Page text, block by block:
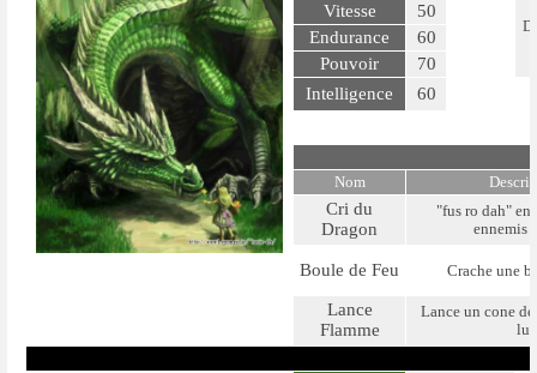
Vitesse
50
Endurance
60
Pouvoir
70
Intelligence
60
Nom
Cri du
Dragon
"fus ro dah"
ennemis
Boule de Feu Crache une
Lance
Flamme
Lance un cone
lui.